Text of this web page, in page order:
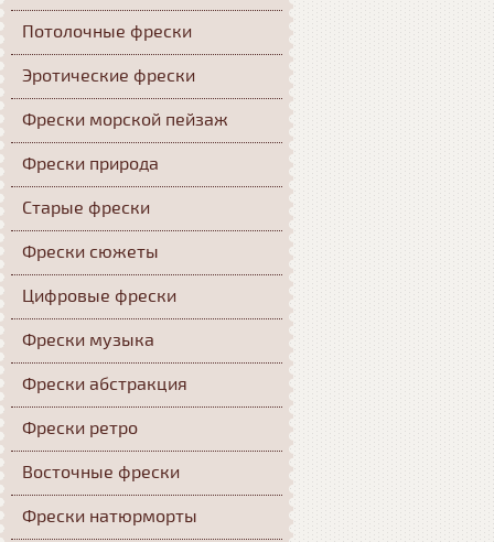
Потолочные фрески
Эротические фрески
Фрески морской пейзаж
Фрески природа
Старые фрески
Фрески сюжеты
Цифровые фрески
Фрески музыка
Фрески абстракция
Фрески ретро
Восточные фрески
Фрески натюрморты